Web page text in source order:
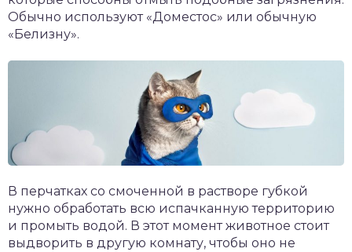
Обычно используют «Доместос» или обычную
«Белизну».
В перчатках со смоченной в растворе губкой
нужно обработать всю испачканную территорию
и промыть водой. В этот момент животное стоит
выдворить в другую комнату, чтобы оно не